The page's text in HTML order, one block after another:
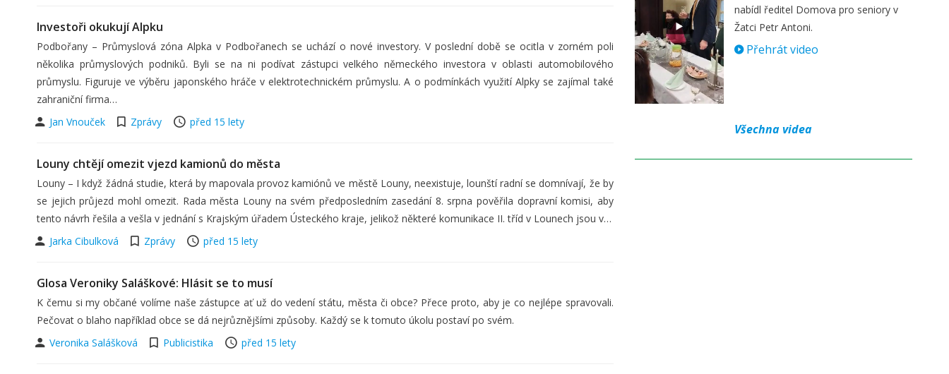
Investoři okukují Alpku
Podbořany – Průmyslová zóna Alpka v Podbořanech se uchází o nové investory. V poslední době se ocitla v zorném poli
několika průmyslových podniků. Byli se na ni podívat zástupci velkého německého investora v oblasti automobilového
průmyslu. Figuruje ve výběru japonského hráče v elektrotechnickém průmyslu. A o podmínkách využití Alpky se zajímal také
zahraniční firma…
Jan Vnouček
Zprávy před 15 lety
Louny chtějí omezit vjezd kamionů do města
Louny – I když žádná studie, která by mapovala provoz kamiónů ve městě Louny, neexistuje, lounští radní se domnívají, že by
se jejich průjezd mohl omezit. Rada města Louny na svém předposledním zasedání 8. srpna pověřila dopravní komisi, aby
tento návrh řešila a vešla v jednání s Krajským úřadem Ústeckého kraje, jelikož některé komunikace II. tříd v Lounech jsou v…
Jarka Cibulková
Zprávy před 15 lety
Glosa Veroniky Saláškové: Hlásit se to musí
K čemu si my občané volíme naše zástupce ať už do vedení státu, města či obce? Přece proto, aby je co nejlépe spravovali.
Pečovat o blaho například obce se dá nejrůznějšími způsoby. Každý se k tomuto úkolu postaví po svém.
Veronika Salášková
Publicistika před 15 lety
nabídl ředitel Domova pro seniory v
Žatci Petr Antoni.
Přehrát video
Všechna videa